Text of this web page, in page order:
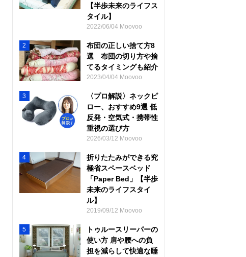
【半歩未来のライフス
タイル】
2022/06/04 Moovoo
2
布団の正しい捨て方8
選 布団の切り方や捨
てるタイミングも紹介
2023/04/04 Moovoo
3
〈プロ解説〉ネックピ
ロー、おすすめ9選 低
反発・空気式・携帯性
重視の選び方
2026/03/12 Moovoo
4
折りたたみができる究
極省スペースベッド
「Paper Bed」【半歩
未来のライフスタイ
ル】
2019/09/12 Moovoo
5
トゥルースリーパーの
使い方 肩や腰への負
担を減らして快適な睡